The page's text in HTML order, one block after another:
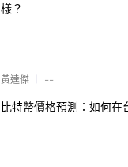
樣？
黃達傑 --
比特幣價格預測：如何在